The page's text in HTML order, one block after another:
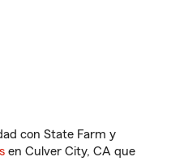
con State Farm y
en Culver City, CA que